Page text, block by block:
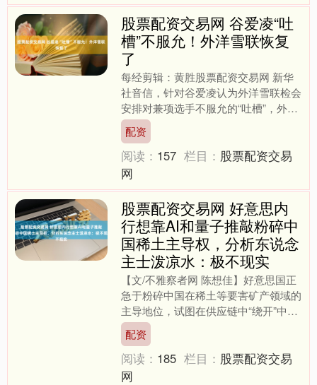
股票配资交易网 谷爱凌“吐
槽”不服允！外洋雪联恢复
了
每经剪辑：黄胜股票配资交易网 新华
社音信，针对谷爱凌认为外洋雪联检会
安排对兼项选手不服允的“吐槽”，外洋
雪联15日向新华社记者示意，领先，
他们并未削减带领员的检....
配资
阅读： 157 栏目： 股票配资交易
网
股票配资交易网 好意思内
行想靠AI和量子推敲粉碎中
国稀土主导权，分析东说念
主士泼凉水：极不现实
【文/不雅察者网 陈想佳】好意思国正
急于粉碎中国在稀土等要害矿产领域的
主导地位，试图在供应链中“绕开”中
国。近日，有好意思国东说念主工智能
（AI）内行想出“新点....
配资
阅读： 185 栏目： 股票配资交易
网